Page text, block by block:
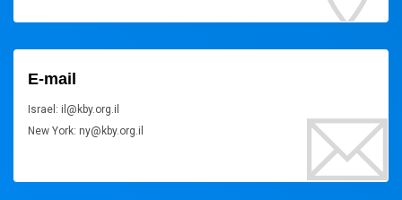
E-mail
Israel: il@kby.org.il
New York: ny@kby.org.il